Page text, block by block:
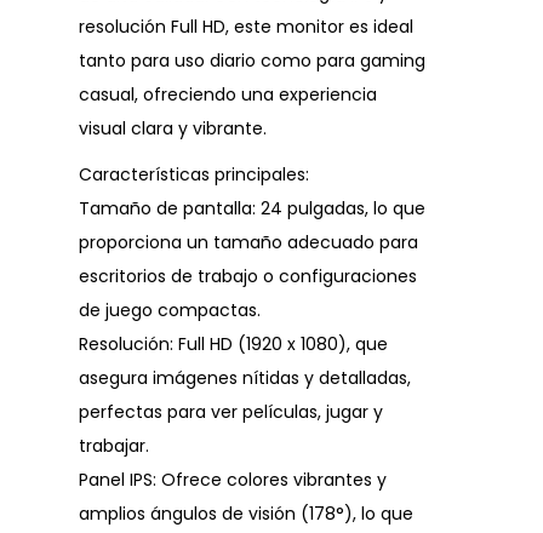
resolución Full HD, este monitor es ideal
tanto para uso diario como para gaming
casual, ofreciendo una experiencia
visual clara y vibrante.
Características principales:
Tamaño de pantalla: 24 pulgadas, lo que
proporciona un tamaño adecuado para
escritorios de trabajo o configuraciones
de juego compactas.
Resolución: Full HD (1920 x 1080), que
asegura imágenes nítidas y detalladas,
perfectas para ver películas, jugar y
trabajar.
Panel IPS: Ofrece colores vibrantes y
amplios ángulos de visión (178°), lo que